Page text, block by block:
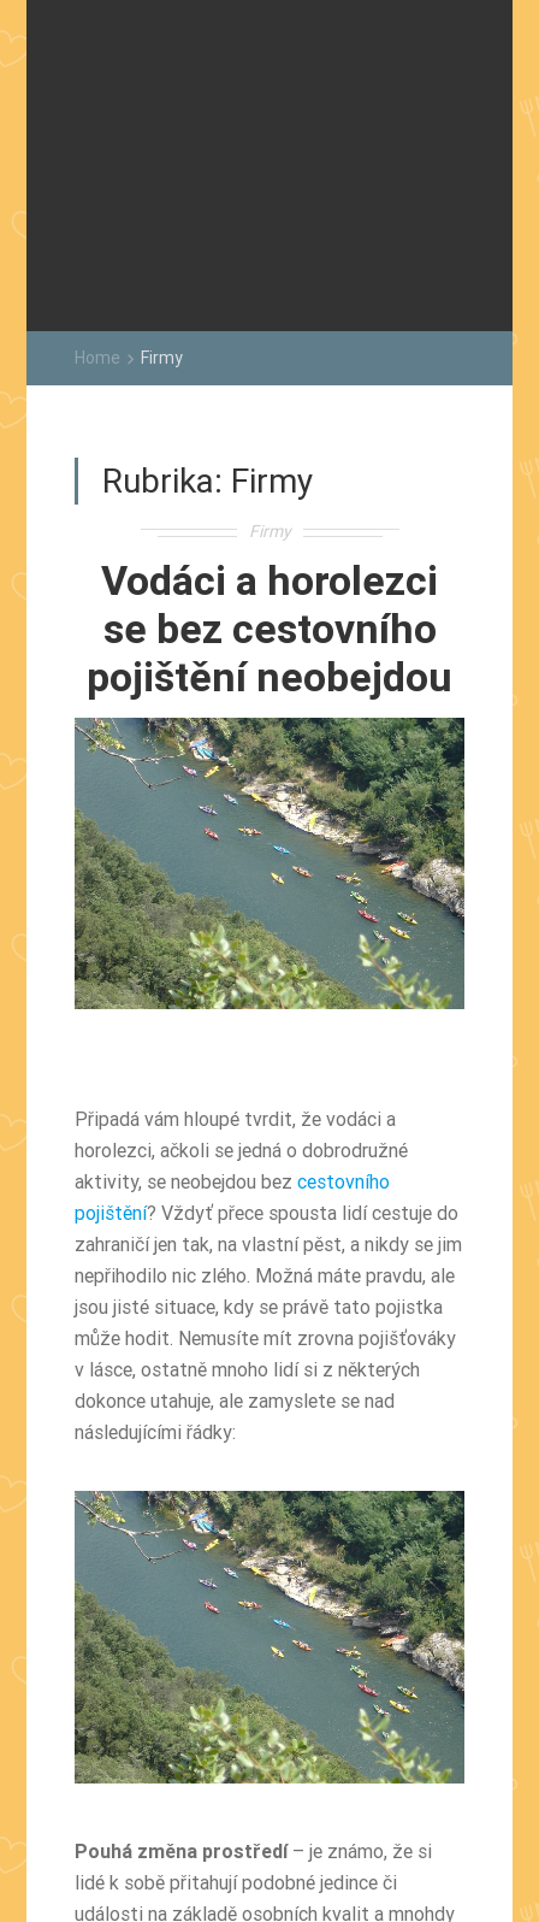
Home keyboard_arrow_rightFirmy
Rubrika: Firmy
Firmy
Vodáci a horolezci
se bez cestovního
pojištění neobejdou
Připadá vám hloupé tvrdit, že vodáci a
horolezci, ačkoli se jedná o dobrodružné
aktivity, se neobejdou bezcestovního
pojištění? Vždyť přece spousta lidí cestuje do
zahraničí jen tak, na vlastní pěst, a nikdy se jim
nepřihodilo nic zlého. Možná máte pravdu, ale
jsou jisté situace, kdy se právě tato pojistka
může hodit. Nemusíte mít zrovna pojišťováky
v lásce, ostatně mnoho lidí si z některých
dokonce utahuje, ale zamyslete se nad
následujícími řádky:
Pouhá změna prostředí – je známo, že si
lidé k sobě přitahují podobné jedince či
události na základě osobních kvalit a mnohdy